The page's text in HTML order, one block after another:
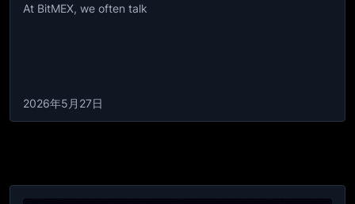
At BitMEX, we often talk
2026年5月27日